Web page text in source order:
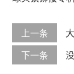
上一条
下一条